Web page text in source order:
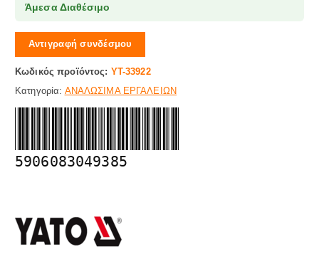
Άμεσα Διαθέσιμο
Αντιγραφή συνδέσμου
Κωδικός προϊόντος: YT-33922
Κατηγορία: ΑΝΑΛΩΣΙΜΑ ΕΡΓΑΛΕΙΩΝ
5906083049385